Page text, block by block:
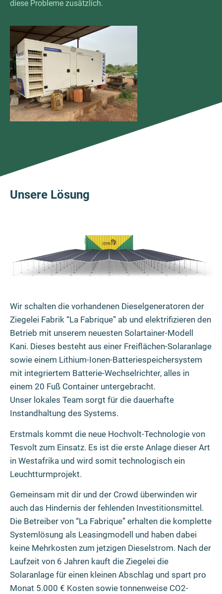
diese Probleme zusätzlich.
Unsere Lösung
Wir schalten die vorhandenen Dieselgeneratoren der
Ziegelei Fabrik “La Fabrique” ab und elektrifizieren den
Betrieb mit unserem neuesten Solartainer-Modell
Kani. Dieses besteht aus einer Freiflächen-Solaranlage
sowie einem Lithium-Ionen-Batteriespeichersystem
mit integriertem Batterie-Wechselrichter, alles in
einem 20 Fuß Container untergebracht.
Unser lokales Team sorgt für die dauerhafte
Instandhaltung des Systems.
Erstmals kommt die neue Hochvolt-Technologie von
Tesvolt zum Einsatz. Es ist die erste Anlage dieser Art
in Westafrika und wird somit technologisch ein
Leuchtturmprojekt.
Gemeinsam mit dir und der Crowd überwinden wir
auch das Hindernis der fehlenden Investitionsmittel.
Die Betreiber von “La Fabrique” erhalten die komplette
Systemlösung als Leasingmodell und haben dabei
keine Mehrkosten zum jetzigen Dieselstrom. Nach der
Laufzeit von 6 Jahren kauft die Ziegelei die
Solaranlage für einen kleinen Abschlag und spart pro
Monat 5.000 € Kosten sowie tonnenweise CO2-